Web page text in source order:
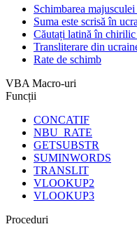
Schimbarea
Suma este scrisă în
Căutați latină în
Transliterare din
Rate de schimb
VBA Macro-uri
Funcții
CONCATIF
NBU_RATE
GETSUBSTR
SUMINWORDS
TRANSLIT
VLOOKUP2
VLOOKUP3
Proceduri